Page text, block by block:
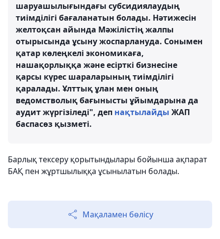
шаруашылығындағы субсидиялаудың
тиімділігі бағаланатын болады. Нәтижесін
желтоқсан айында Мәжілістің жалпы
отырысында ұсыну жоспарлануда. Сонымен
қатар көлеңкелі экономикаға,
нашақорлыққа және есірткі бизнесіне
қарсы күрес шараларының тиімділігі
қаралады. Ұлттық ұлан мен оның
ведомстволық бағынысты ұйымдарына да
аудит жүргізіледі", деп нақтылайды ЖАП
баспасөз қызметі.
Барлық тексеру қорытындылары бойынша ақпарат
БАҚ пен жұртшылыққа ұсынылатын болады.
Мақаламен бөлісу